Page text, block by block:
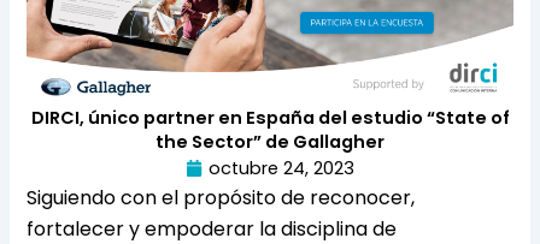
DIRCI, único partner en España del estudio “State of
the Sector” de Gallagher
octubre 24, 2023
Siguiendo con el propósito de reconocer,
fortalecer y empoderar la disciplina de